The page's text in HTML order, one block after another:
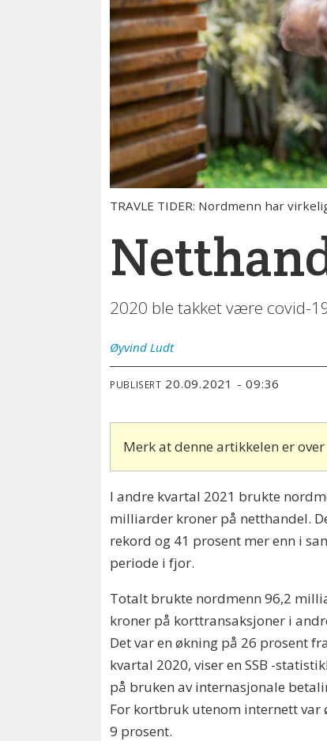
TRAVLE TIDER: Nordmenn har
2020 ble takket være covid-
Øyvind Ludt
PUBLISERT 20.09.2021 - 09:36
Merk at denne artikkelen er over
I andre kvartal 2021 brukte
milliarder kroner på netthandel.
rekord og 41 prosent mer enn i
periode i fjor.
Totalt brukte nordmenn 96,2
kroner på korttransaksjoner i
Det var en økning på 26 prosent
kvartal 2020, viser en SSB -
på bruken av internasjonale
For kortbruk utenom internett var
9 prosent.